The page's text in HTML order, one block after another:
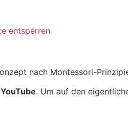
entsperren
nach Montessori-
YouTube. Um auf den